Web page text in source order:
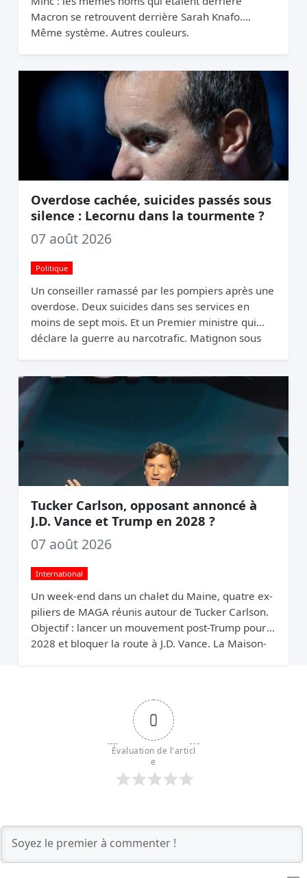
Macron se retrouvent derrière Sarah Knafo.
Même système. Autres couleurs.
Overdose cachée, suicides passés sous
silence : Lecornu dans la tourmente ?
07 août 2026
Politique
Un conseiller ramassé par les pompiers après une
overdose. Deux suicides dans ses services en
moins de sept mois. Et un Premier ministre qui
déclare la guerre au narcotrafic. Matignon sous
Tucker Carlson, opposant annoncé à
J.D. Vance et Trump en 2028 ?
07 août 2026
International
Un week-end dans un chalet du Maine, quatre ex-
piliers de MAGA réunis autour de Tucker Carlson.
Objectif : lancer un mouvement post-Trump pour
2028 et bloquer la route à J.D. Vance. La Maison-
0
Évaluation de l'articl
e